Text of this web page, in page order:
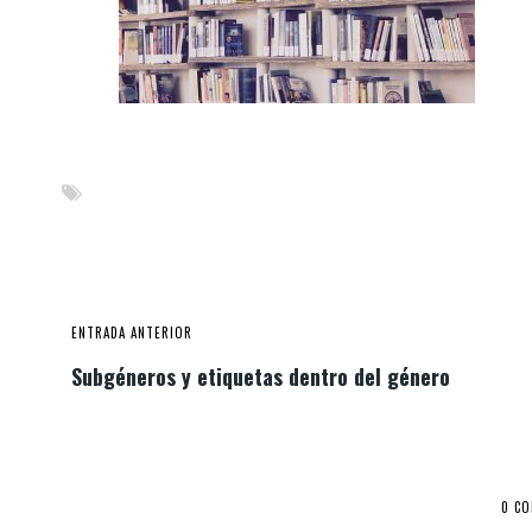
ENTRADA ANTERIOR
Subgéneros y etiquetas dentro del género
0